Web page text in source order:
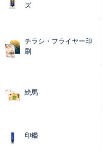
ズ
チラシ・フライヤー印
刷
絵馬
印鑑